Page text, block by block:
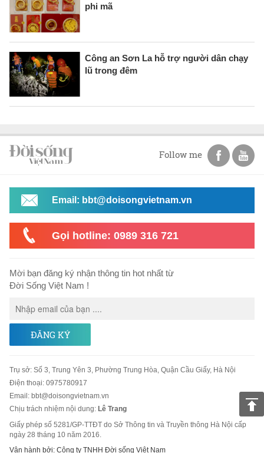
phi mã
Công an Sơn La hỗ trợ người dân chạy
lũ trong đêm
Follow me
Email: bbt@doisongvietnam.vn
Gọi hotline: 0989 316 721
Mời bạn đăng ký nhận thông tin hot nhất từ
Đời Sống Việt Nam !
ĐĂNG KÝ
Trụ sở: Số 3, Trung Yên 3, Phường Trung Hòa, Quận Cầu Giấy, Hà Nội
Điện thoại: 0975780917
Email: bbt@doisongvietnam.vn
Chịu trách nhiệm nội dung: Lê Trang
Giấy phép số 5281/GP-TTĐT do Sở Thông tin và Truyền thông Hà Nội cấp
ngày 28 tháng 10 năm 2016.
Vận hành bởi: Công ty TNHH Đời sống Việt Nam